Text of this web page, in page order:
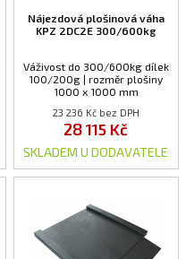
Nájezdová plošinová váha
KPZ 2DC2E 300/600kg
Váživost do 300/600kg dílek
100/200g | rozměr plošiny
1000 x 1000 mm
23 236 Kč bez DPH
28 115 Kč
SKLADEM U DODAVATELE